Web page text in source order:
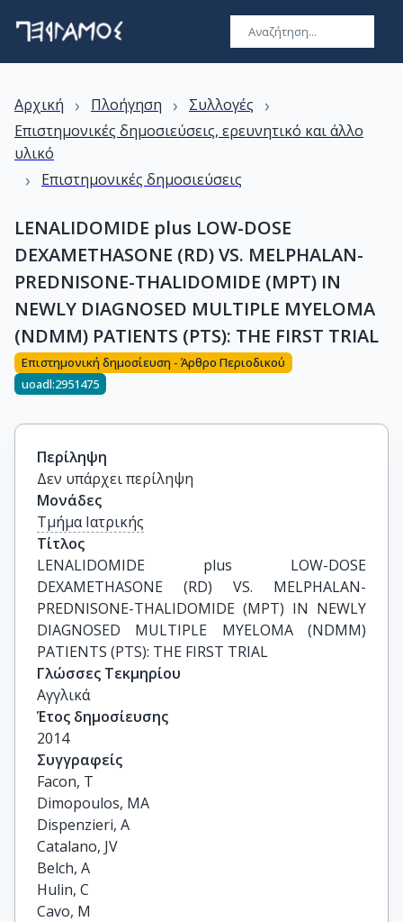
Αρχική › Πλοήγηση › Συλλογές ›
Επιστημονικές δημοσιεύσεις, ερευνητικό και άλλο
υλικό
› Επιστημονικές δημοσιεύσεις
LENALIDOMIDE plus LOW-DOSE
DEXAMETHASONE (RD) VS. MELPHALAN-
PREDNISONE-THALIDOMIDE (MPT) IN
NEWLY DIAGNOSED MULTIPLE MYELOMA
(NDMM) PATIENTS (PTS): THE FIRST TRIAL
Επιστημονική δημοσίευση - Άρθρο Περιοδικού
uoadl:2951475
Περίληψη
Δεν υπάρχει περίληψη
Μονάδες
Τμήμα Ιατρικής
Τίτλος
LENALIDOMIDE plus LOW-DOSE
DEXAMETHASONE (RD) VS. MELPHALAN-
PREDNISONE-THALIDOMIDE (MPT) IN NEWLY
DIAGNOSED MULTIPLE MYELOMA (NDMM)
PATIENTS (PTS): THE FIRST TRIAL
Γλώσσες Τεκμηρίου
Αγγλικά
Έτος δημοσίευσης
2014
Συγγραφείς
Facon, T
Dimopoulos, MA
Dispenzieri, A
Catalano, JV
Belch, A
Hulin, C
Cavo, M